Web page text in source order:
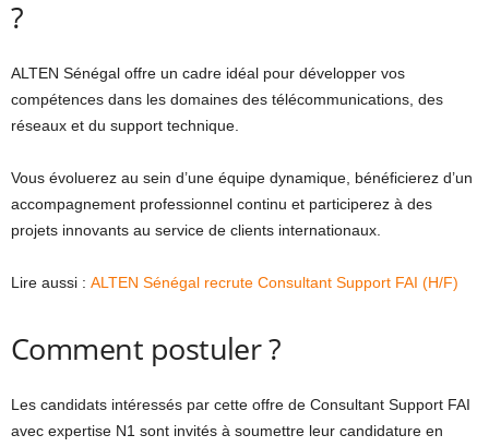
?
ALTEN Sénégal offre un cadre idéal pour développer vos
compétences dans les domaines des télécommunications, des
réseaux et du support technique.
Vous évoluerez au sein d’une équipe dynamique, bénéficierez d’un
accompagnement professionnel continu et participerez à des
projets innovants au service de clients internationaux.
Lire aussi : ALTEN Sénégal recrute Consultant Support FAI (H/F)
Comment postuler ?
Les candidats intéressés par cette offre de Consultant Support FAI
avec expertise N1 sont invités à soumettre leur candidature en